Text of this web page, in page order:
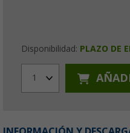
Disponibilidad: PLAZO DE
1